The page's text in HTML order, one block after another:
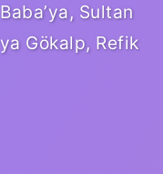
Sultan
Gökalp, Refik